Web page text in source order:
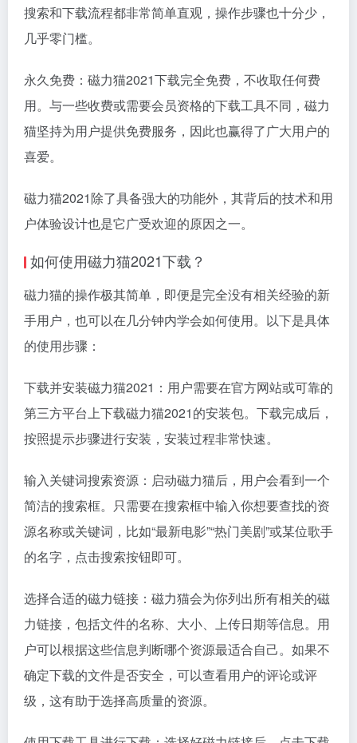
搜索和下载流程都非常简单直观，操作步骤也十分少，
几乎零门槛。
永久免费：磁力猫2021下载完全免费，不收取任何费
用。与一些收费或需要会员资格的下载工具不同，磁力
猫坚持为用户提供免费服务，因此也赢得了广大用户的
喜爱。
磁力猫2021除了具备强大的功能外，其背后的技术和用
户体验设计也是它广受欢迎的原因之一。
如何使用磁力猫2021下载？
磁力猫的操作极其简单，即便是完全没有相关经验的新
手用户，也可以在几分钟内学会如何使用。以下是具体
的使用步骤：
下载并安装磁力猫2021：用户需要在官方网站或可靠的
第三方平台上下载磁力猫2021的安装包。下载完成后，
按照提示步骤进行安装，安装过程非常快速。
输入关键词搜索资源：启动磁力猫后，用户会看到一个
简洁的搜索框。只需要在搜索框中输入你想要查找的资
源名称或关键词，比如“最新电影”“热门美剧”或某位歌手
的名字，点击搜索按钮即可。
选择合适的磁力链接：磁力猫会为你列出所有相关的磁
力链接，包括文件的名称、大小、上传日期等信息。用
户可以根据这些信息判断哪个资源最适合自己。如果不
确定下载的文件是否安全，可以查看用户的评论或评
级，这有助于选择高质量的资源。